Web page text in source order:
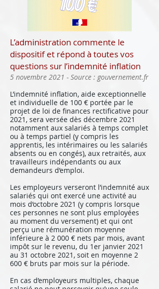
L’administration commente le
dispositif et répond à toutes vos
questions sur l’indemnité inflation
5 novembre 2021 - Source : gouvernement.fr
L’indemnité inflation, aide exceptionnelle
et individuelle de 100 € portée par le
projet de loi de finances rectificative pour
2021, sera versée dès décembre 2021
notamment aux salariés à temps complet
ou à temps partiel (y compris les
apprentis, les intérimaires ou les salariés
absents ou en congés), aux retraités, aux
travailleurs indépendants ou aux
demandeurs d’emploi.
Les employeurs verseront l’indemnité aux
salariés qui ont exercé une activité au
mois d’octobre 2021 (y compris lorsque
ces personnes ne sont plus employées
au moment du versement) et qui ont
perçu une rémunération moyenne
inférieure à 2 000 € nets par mois, avant
impôt sur le revenu, du 1er janvier 2021
au 31 octobre 2021, soit en moyenne 2
600 € bruts par mois sur la période.
En cas d’employeurs multiples, chaque